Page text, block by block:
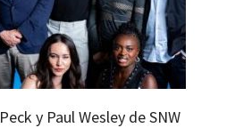
y Paul Wesley de SNW